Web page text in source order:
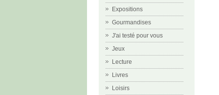
Expositions
Gourmandises
J'ai testé pour vous
Jeux
Lecture
Livres
Loisirs